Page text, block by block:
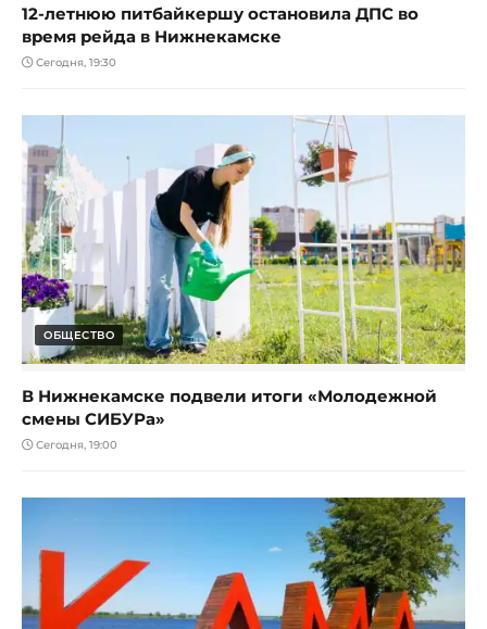
12-летнюю питбайкершу остановила ДПС во
время рейда в Нижнекамске
Сегодня, 19:30
ОБЩЕСТВО
В Нижнекамске подвели итоги «Молодежной
смены СИБУРа»
Сегодня, 19:00